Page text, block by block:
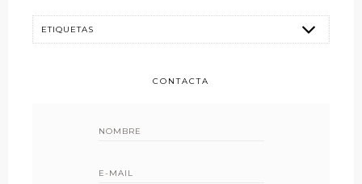
CONTACTA